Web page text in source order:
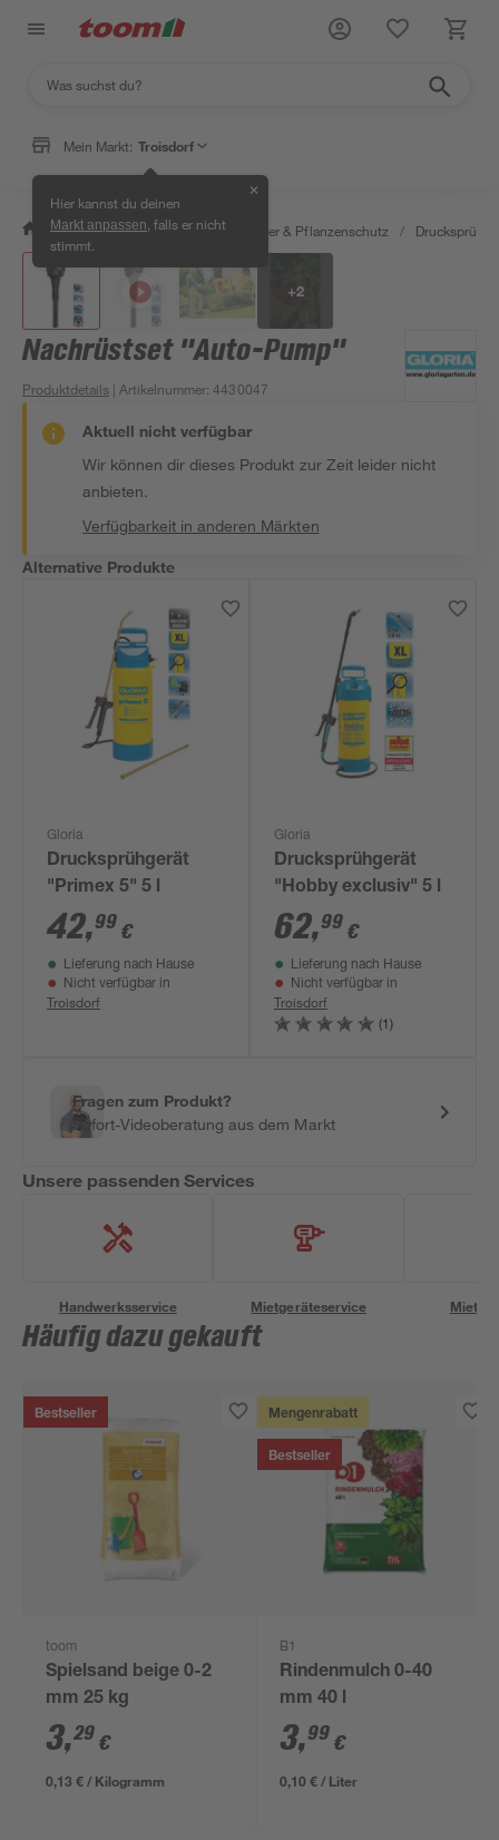
Mein Markt: Troisdorf
Hier kannst du deinen
Markt anpassen , falls er nicht
stimmt.
✕
/ Garten & Freizeit / Erden, Dünger & Pflanzenschutz / Drucksprüher
+2
Nachrüstset "Auto-Pump"
Produktdetails | Artikelnummer:4430047
Aktuell nicht verfügbar
Wir können dir dieses Produkt zur Zeit leider nicht
anbieten.
Verfügbarkeit in anderen Märkten
Alternative Produkte
Gloria
Drucksprühgerät
"Primex 5" 5 l
42,99 €
Lieferung nach Hause
Nicht verfügbar in
Troisdorf
Gloria
Drucksprühgerät
"Hobby exclusiv" 5 l
62,99 €
Lieferung nach Hause
Nicht verfügbar in
Troisdorf
(1)
Fragen zum Produkt?
Sofort-Videoberatung aus dem Markt
Unsere passenden Services
Handwerksservice Mietgeräteservice
Häufig dazu gekauft
Bestseller
toom
Spielsand beige 0-2
mm 25 kg
3,29 €
0,13 € / Kilogramm
Mengenrabatt
Bestseller
B1
Rindenmulch 0-40
mm 40 l
3,99 €
0,10 € / Liter